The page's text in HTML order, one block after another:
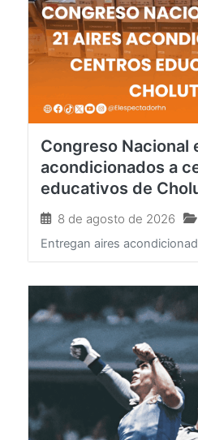
Congreso Nacional
acondicionados a
educativos de
8 de agosto de 2026
Entregan aires